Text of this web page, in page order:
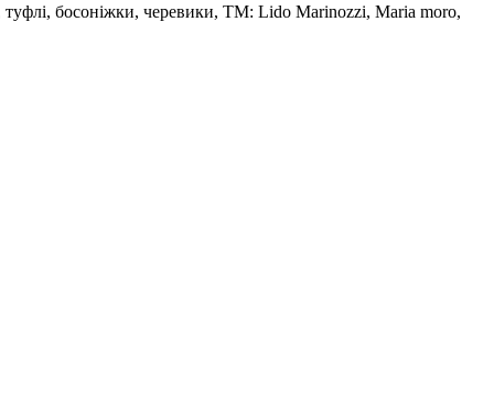
туфлі, босоніжки, черевики, TM: Lido Marinozzi, Maria moro,